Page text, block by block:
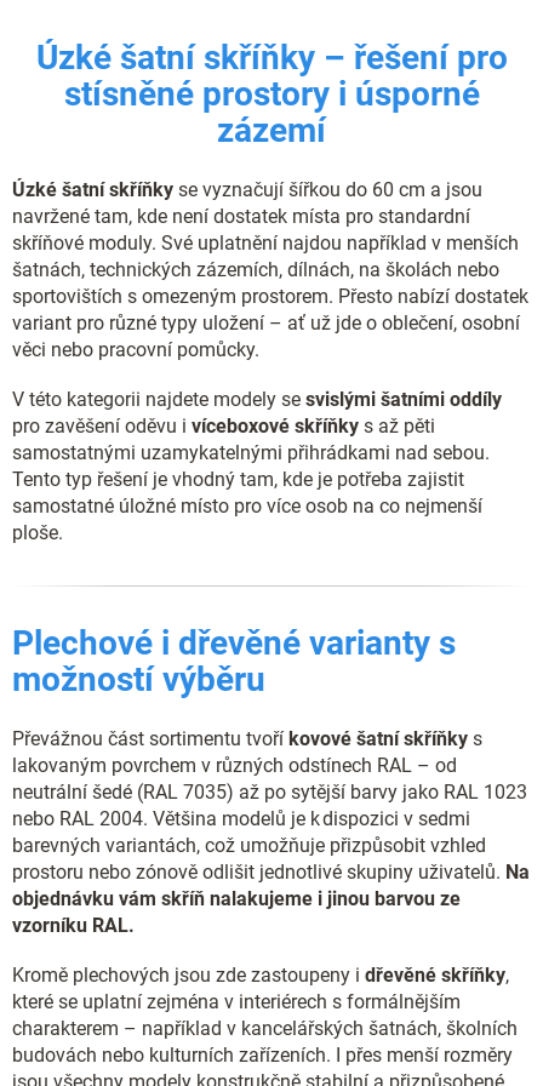
p
r
v
k
y
ý
p
i
s
u
Úzké šatní skříňky – řešení pro
stísněné prostory i úsporné
zázemí
Úzké šatní skříňky se vyznačují šířkou do 60 cm a jsou
navržené tam, kde není dostatek místa pro standardní
skříňové moduly. Své uplatnění najdou například v menších
šatnách, technických zázemích, dílnách, na školách nebo
sportovištích s omezeným prostorem. Přesto nabízí dostatek
variant pro různé typy uložení – ať už jde o oblečení, osobní
věci nebo pracovní pomůcky.
V této kategorii najdete modely se svislými šatními oddíly
pro zavěšení oděvu i víceboxové skříňky s až pěti
samostatnými uzamykatelnými přihrádkami nad sebou.
Tento typ řešení je vhodný tam, kde je potřeba zajistit
samostatné úložné místo pro více osob na co nejmenší
ploše.
Plechové i dřevěné varianty s
možností výběru
Převážnou část sortimentu tvoří kovové šatní skříňky s
lakovaným povrchem v různých odstínech RAL – od
neutrální šedé (RAL 7035) až po sytější barvy jako RAL 1023
nebo RAL 2004. Většina modelů je k dispozici v sedmi
barevných variantách, což umožňuje přizpůsobit vzhled
prostoru nebo zónově odlišit jednotlivé skupiny uživatelů. Na
objednávku vám skříň nalakujeme i jinou barvou ze
vzorníku RAL.
Kromě plechových jsou zde zastoupeny i dřevěné skříňky,
které se uplatní zejména v interiérech s formálnějším
charakterem – například v kancelářských šatnách, školních
budovách nebo kulturních zařízeních. I přes menší rozměry